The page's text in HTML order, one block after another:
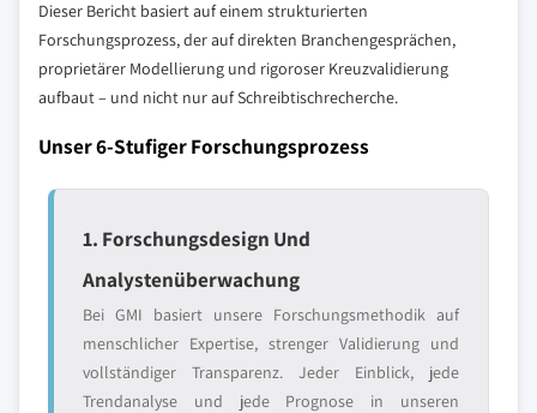
Dieser Bericht basiert auf einem strukturierten
Forschungsprozess, der auf direkten Branchengesprächen,
proprietärer Modellierung und rigoroser Kreuzvalidierung
aufbaut – und nicht nur auf Schreibtischrecherche.
Unser 6-Stufiger Forschungsprozess
1. Forschungsdesign Und
Analystenüberwachung
Bei GMI basiert unsere Forschungsmethodik auf
menschlicher Expertise, strenger Validierung und
vollständiger Transparenz. Jeder Einblick, jede
Trendanalyse und jede Prognose in unseren